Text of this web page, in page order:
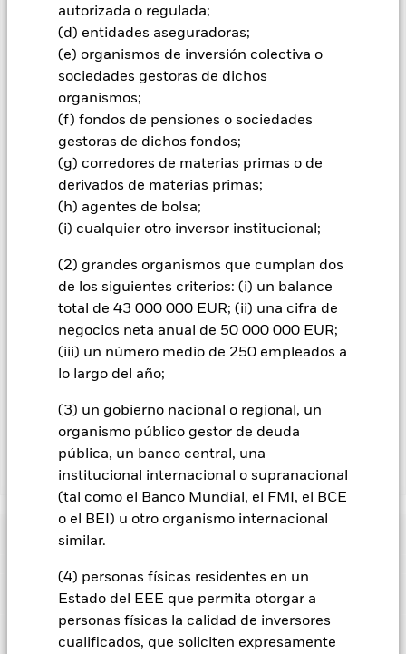
autorizada o regulada;
(d) entidades aseguradoras;
(e) organismos de inversión colectiva o
sociedades gestoras de dichos
organismos;
(f) fondos de pensiones o sociedades
gestoras de dichos fondos;
(g) corredores de materias primas o de
derivados de materias primas;
(h) agentes de bolsa;
(i) cualquier otro inversor institucional;
(2) grandes organismos que cumplan dos
de los siguientes criterios: (i) un balance
total de 43 000 000 EUR; (ii) una cifra de
negocios neta anual de 50 000 000 EUR;
(iii) un número medio de 250 empleados a
lo largo del año;
(3) un gobierno nacional o regional, un
organismo público gestor de deuda
pública, un banco central, una
institucional internacional o supranacional
(tal como el Banco Mundial, el FMI, el BCE
o el BEI) u otro organismo internacional
similar.
(4) personas físicas residentes en un
Estado del EEE que permita otorgar a
personas físicas la calidad de inversores
cualificados, que soliciten expresamente
Todas las clases de acciones con cobertura de divisas de este
fondo utilizan derivados para cubrir el riesgo de divisas. El
uso de derivados para una clase de acciones podría conllevar
un posible riesgo de contagio (también denominado «spill-
over») a otras clases de acciones del fondo. La sociedad
gestora del fondo se asegurará de que se dispone de los
procedimientos adecuados para minimizar el riesgo de
contagio a otras clases de acciones. En el menú desplegable
que figura justo debajo del nombre del fondo, podrá ver un
listado de todas las clases de acciones del fondo: las clases de
acciones con cobertura de divisas se identifican mediante la
palabra «Hedged» en su nombre. Además, el listado
completo de todas las clases de acciones con cobertura de
gestora del fondo.
En la medida en que el Fondo opere en préstamos de valores
los ingresos asociadas que se generen, y el 37,5% restante se
recibirá por BlackRock en calidad de agente de préstamo de
valores. Debido a que el reparto de los ingresos por préstamos
Fondo, esto ha quedado excluido de los gastos corrientes.
Mostrar menos
BGF Emerging Markets Equity Income Fund
Rentabilidad
Gráfico de rendimiento
Los mercados emergentes suelen ser más sensibles a las
condiciones económicas y políticas que los mercados
desarrollados. Entre otros factores se encuentra un mayor
«riesgo de liquidez», mayores restricciones a la inversión o
Datos clave
Activos netos del Fondo USD 232.163.624
Características del Fondo